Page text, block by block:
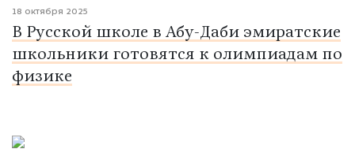
18 октября 2025
В Русской школе в Абу-Даби эмиратские
школьники готовятся к олимпиадам по
физике